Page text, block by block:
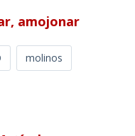
amojonar
molinos